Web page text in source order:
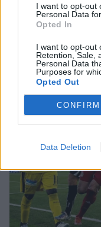
I want to opt-out
Personal Data
Opted In
I want to opt-out
Retention, Sale,
Personal Data
Purposes for
Opted Out
CONFIRM
Data Deletion
Κατερίνα Σαβράνη:
τηλεόραση μετά
ποια σειρά θα τη
Ρία Ελληνίδου:
φωτιές στο
SHOWBIZ
Μάλια: «Παλεύαμε
επαναφέρουμε»,
που πνίγηκε